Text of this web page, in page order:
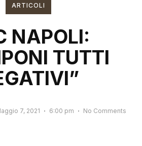
ARTICOLI
NAPOLI:
TUTTI
7, 2021 6:00 pm No Comments